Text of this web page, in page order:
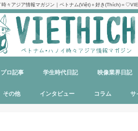
時々アジア情報マガジン｜ベトナム(Việt)＋好き(Thích)＝
ベトナム料理
多国籍料理
ハンバーガー
カフェ
中華料理
日本食
ラーメン
デリバリーサービス
パブ／バー
ロ記事 学生時代日記 映像業界日記
その他 インタビュー コラム サ